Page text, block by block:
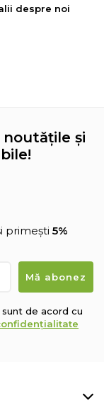
despre noi
și
primești 5%
de acord cu